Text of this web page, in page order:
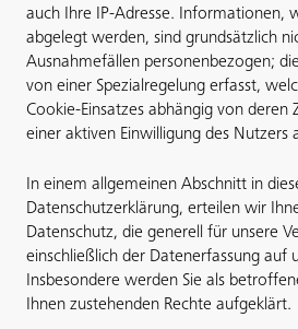
auch Ihre IP-Adresse. Informationen,
abgelegt werden, sind grundsätzlich
Ausnahmefällen personenbezogen;
von einer Spezialregelung erfasst,
Cookie-Einsatzes abhängig von
einer aktiven Einwilligung des Nutzers
In einem allgemeinen Abschnitt in
Datenschutzerklärung, erteilen wir
Datenschutz, die generell für unsere
einschließlich der Datenerfassung auf
Insbesondere werden Sie als
Ihnen zustehenden Rechte aufgeklärt.